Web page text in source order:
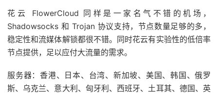
花云 FlowerCloud 同样是一家名气不错的机场，
Shadowsocks 和 Trojan 协议支持，节点数量足够的多，
稳定性和流媒体解锁都很不错。同时花云有实验性的低倍率
节点提供，足以应付大流量的需求。
服务器：香港、日本、台湾、新加坡、美国、韩国、俄罗
斯、乌克兰、意大利、匈牙利、西班牙、土耳其、德国、英